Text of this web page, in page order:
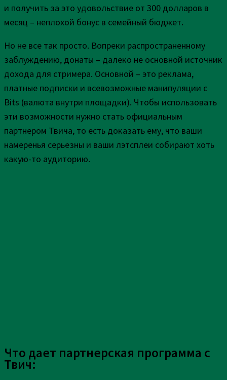
и получить за это удовольствие от 300 долларов в
месяц – неплохой бонус в семейный бюджет.
Но не все так просто. Вопреки распространенному
заблуждению, донаты – далеко не основной источник
дохода для стримера. Основной – это реклама,
платные подписки и всевозможные манипуляции с
Bits (валюта внутри площадки). Чтобы использовать
эти возможности нужно стать официальным
партнером Твича, то есть доказать ему, что ваши
намеренья серьезны и ваши лэтсплеи собирают хоть
какую-то аудиторию.
Что дает партнерская программа с
Твич: